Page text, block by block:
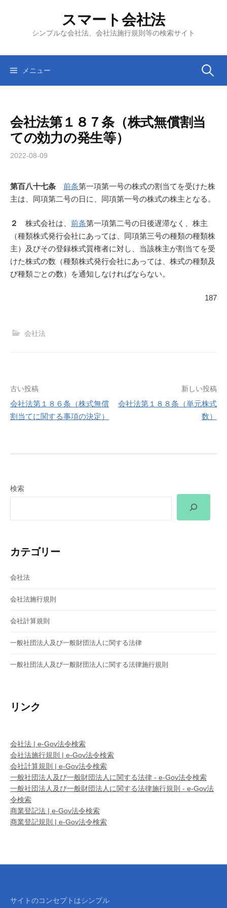
ツ
スマート会社法
シンプルな会社法、会社法施行規則等の検索サイト
メニュー 検
会社法第１８７条（株式無償割当
ての効力の発生等）
2022-08-09
第百八十七条 前条第一項第一号の株式の割当てを受けた株
主は、同項第二号の日に、同項第一号の株式の株主となる。
２ 株式会社は、 前条第一項第二号の日後遅滞なく、株主
（種類株式発行会社にあっては、同項第三号の種類の種類株
主）及びその登録株式質権者に対し、当該株主が割当てを受
けた株式の数（種類株式発行会社にあっては、株式の種類及
び種類ごとの数）を通知しなければならない。
187
会社法
投
稿
ー
シ
古い投稿
会社法第１８６条（株式無償
割当てに関する事項の決定）
新しい投稿
会社法第１８８条（単元株式
数）
検索
カテゴリー
会社法
会社法施行規則
会社計算規則
一般社団法人及び一般財団法人に関する法律
一般社団法人及び一般財団法人に関する法律施行規則
リンク
会社法 | e-Gov法令検索
会社法施行規則 | e-Gov法令検索
会社計算規則 | e-Gov法令検索
一般社団法人及び一般財団法人に関する法律 - e-Gov法令検索
一般社団法人及び一般財団法人に関する法律施行規則 - e-Gov法
令検索
商業登記法 | e-Gov法令検索
商業登記規則 | e-Gov法令検索
サイトのコンセプトはシンプル